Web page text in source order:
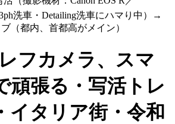
洗車・Detailing洗車にハマり中）→
（都内、首都高がメイン）
フカメラ、スマ
頑張る・写活トレ
イタリア街・令和